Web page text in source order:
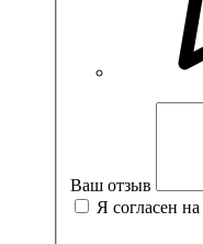
Ваш отзыв
Я согласен на